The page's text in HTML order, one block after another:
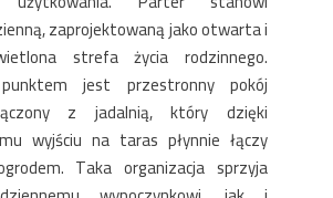
zaprojektowaną jako otwarta i
strefa życia rodzinnego.
jest przestronny pokój
z jadalnią, który dzięki
wyjściu na taras płynnie łączy
Taka organizacja sprzyja